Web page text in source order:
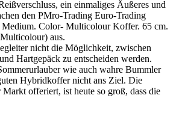
ein einmaliges Äußeres und
den PMro-Trading Euro-Trading
Medium. Color- Multicolour Koffer. 65 cm.
aus.
nicht die Möglichkeit, zwischen
Hartgepäck zu entscheiden werden.
wie auch wahre Bummler
Hybridkoffer nicht ans Ziel. Die
offeriert, ist heute so groß, dass die